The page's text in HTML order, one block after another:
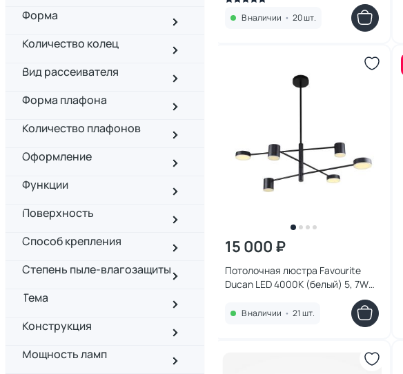
Форма
Количество колец
Вид рассеивателя
Форма плафона
Количество плафонов
Оформление
Функции
Поверхность
Способ крепления
Степень пыле-влагозащиты
Тема
Конструкция
Мощность ламп
В наличии • 20 шт.
15 000 ₽
Потолочная люстра Favourite
Ducan LED 4000К (белый) 5, 7W
В наличии • 21 шт.